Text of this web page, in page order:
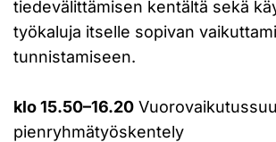
tiedevälittämisen kentältä sekä
työkaluja itselle sopivan
tunnistamiseen.
klo 15.50–16.20
pienryhmätyöskentely